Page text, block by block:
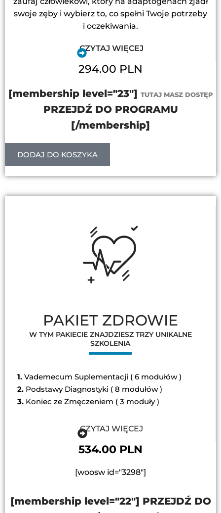
swoje zęby i wybierz to, co spełni Twoje potrzeby
i oczekiwania.
CZYTAJ WIĘCEJ
294.00 PLN
[membership level="23"] TUTAJ MASZ DOSTĘP
PRZEJDŹ DO PROGRAMU
[/membership]
DODAJ DO KOSZYKA
PAKIET ZDROWIE
W TYM PAKIECIE ZNAJDZIESZ TRZY UNIKALNE
SZKOLENIA
1. Vademecum Suplementacji ( 6 modułów )
2. Podstawy Diagnostyki ( 8 modułów )
3. Koniec ze Zmęczeniem ( 3 moduły )
CZYTAJ WIĘCEJ
534.00 PLN
[woosw id="3298"]
[membership level="22"] PRZEJDŹ DO